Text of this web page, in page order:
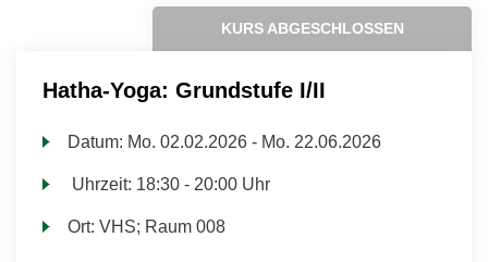
KURS ABGESCHLOSSEN
Hatha-Yoga: Grundstufe I/II
Datum: Mo. 02.02.2026 - Mo. 22.06.2026
Uhrzeit: 18:30 - 20:00 Uhr
Ort:VHS; Raum 008